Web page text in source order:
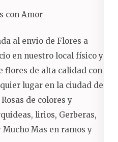
con Amor
al envio de Flores a
en nuestro local físico y
flores de alta calidad con
lugar en la ciudad de
de colores y
lirios, Gerberas,
Mas en ramos y